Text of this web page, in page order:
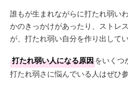
誰もが生まれながらに打たれ弱い
かのきっかけがあったり、ストレ
が、打たれ弱い自分を作り出してい
打たれ弱い人になる原因をいくつ
打たれ弱さに悩んでいる人はぜひ